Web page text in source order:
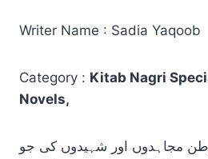
Writer Name : Sadia Yaqoob
Category : Kitab Nagri
Novels,
مجاہدوں اور شہیدوں کی جو